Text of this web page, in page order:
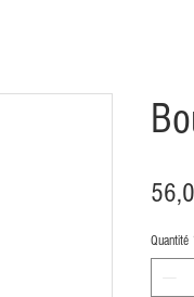
Quantité